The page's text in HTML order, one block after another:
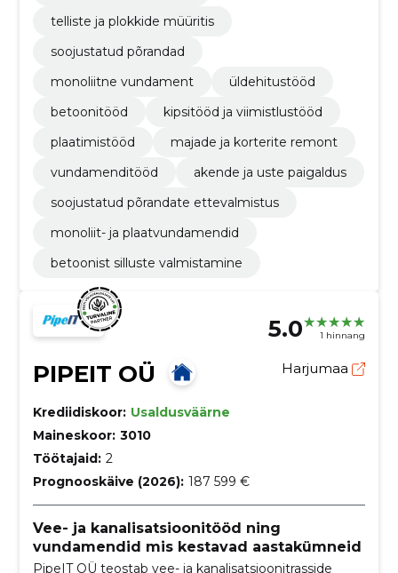
telliste ja plokkide müüritis
soojustatud põrandad
monoliitne vundament
üldehitustööd
betoonitööd
kipsitööd ja viimistlustööd
plaatimistööd
majade ja korterite remont
vundamenditööd
akende ja uste paigaldus
soojustatud põrandate ettevalmistus
monoliit- ja plaatvundamendid
betoonist silluste valmistamine
5.0 1 hinnang
PIPEIT OÜ Harjumaa
Krediidiskoor: Usaldusväärne
Maineskoor: 3010
Töötajaid: 2
Prognooskäive (2026): 187 599 €
Vee- ja kanalisatsioonitööd ning
vundamendid mis kestavad aastakümneid
PipeIT OÜ teostab vee- ja kanalisatsioonitrasside